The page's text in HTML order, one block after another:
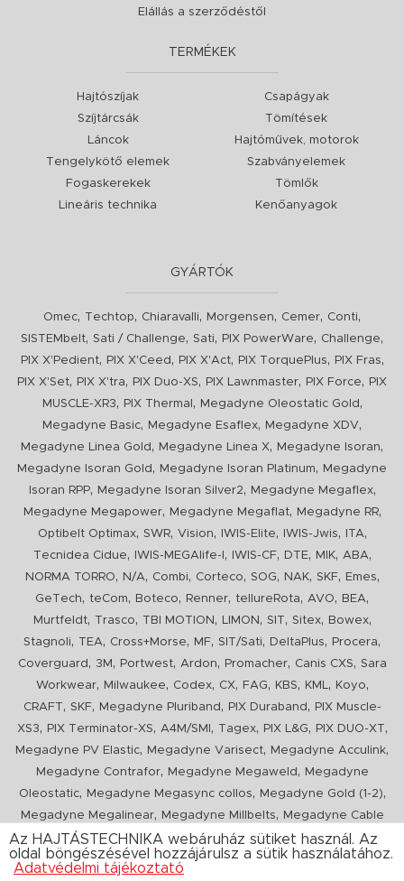
Elállás a szerződéstől
TERMÉKEK
Hajtószíjak
Szíjtárcsák
Láncok
Tengelykötő elemek
Fogaskerekek
Lineáris technika
Csapágyak
Tömítések
Hajtóművek, motorok
Szabványelemek
Tömlők
Kenőanyagok
GYÁRTÓK
Omec, Techtop, Chiaravalli, Morgensen, Cemer, Conti,
SISTEMbelt, Sati / Challenge, Sati, PIX PowerWare, Challenge,
PIX X'Pedient, PIX X'Ceed , PIX X'Act, PIX TorquePlus, PIX Fras,
PIX X'Set, PIX X'tra, PIX Duo-XS, PIX Lawnmaster, PIX Force,
PIX
MUSCLE-XR3, PIX Thermal , Megadyne Oleostatic Gold ,
Megadyne Basic, Megadyne Esaflex, Megadyne XDV,
Megadyne Linea Gold , Megadyne Linea X, Megadyne Isoran,
Megadyne Isoran Gold , Megadyne Isoran Platinum,
Megadyne
Isoran RPP, Megadyne Isoran Silver2, Megadyne Megaflex,
Megadyne Megapower, Megadyne Megaflat, Megadyne RR,
Optibelt Optimax, SWR, Vision, IWIS-Elite, IWIS-Jwis, ITA,
Tecnidea Cidue, IWIS-MEGAlife-I , IWIS-CF, DTE, MIK, ABA,
NORMA TORRO, N/A, Combi, Corteco, SOG, NAK, SKF, Emes,
GeTech, teCom, Boteco, Renner, tellureRota, AVO, BEA,
Murtfeldt, Trasco, TBI MOTION , LIMON , SIT , Sitex, Bowex,
Stagnoli, TEA, Cross+Morse, MF, SIT/Sati, DeltaPlus, Procera,
Coverguard , 3M , Portwest, Ardon, Promacher, Canis CXS, Sara
Workwear, Milwaukee, Codex, CX, FAG, KBS, KML, Koyo,
CRAFT , SKF, Megadyne Pluriband , PIX Duraband ,
PIX Muscle-
XS3, PIX Terminator-XS, A4M/SMI , Tagex, PIX L&G, PIX DUO-XT ,
Megadyne PV Elastic, Megadyne Varisect, Megadyne Acculink,
Megadyne Contrafor, Megadyne Megaweld ,
Megadyne
Oleostatic, Megadyne Megasync collos, Megadyne Gold (1-2),
Megadyne Megalinear, Megadyne Millbelts,
Megadyne Cable
Pull, PIX X'Ceed,Megadyne Pull Down, Optibelt VB,Mitsuboshi
ConCar,Megadyne Megarib ,PIX HARVESTER,Urgent
Az HAJTÁSTECHNIKA webáruház sütiket használ. Az
oldal böngészésével hozzájárulsz a sütik használatához.
Adatvédelmi tájékoztató